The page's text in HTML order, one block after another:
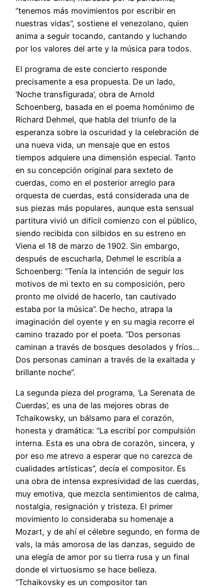
“tenemos más movimientos por escribir en
nuestras vidas”, sostiene el venezolano, quien
anima a seguir tocando, cantando y luchando
por los valores del arte y la música para todos.
El programa de este concierto responde
precisamente a esa propuesta. De un lado,
‘Noche transfigurada’, obra de Arnold
Schoenberg, basada en el poema homónimo de
Richard Dehmel, que habla del triunfo de la
esperanza sobre la oscuridad y la celebración de
una nueva vida, un mensaje que en estos
tiempos adquiere una dimensión especial. Tanto
en su concepción original para sexteto de
cuerdas, como en el posterior arreglo para
orquesta de cuerdas, está considerada una de
sus piezas más populares, aunque esta sensual
partitura vivió un difícil comienzo con el público,
siendo recibida con silbidos en su estreno en
Viena el 18 de marzo de 1902. Sin embargo,
después de escucharla, Dehmel le escribía a
Schoenberg: “Tenía la intención de seguir los
motivos de mi texto en su composición, pero
pronto me olvidé de hacerlo, tan cautivado
estaba por la música”. De hecho, atrapa la
imaginación del oyente y en su magia recorre el
camino trazado por el poeta. “Dos personas
caminan a través de bosques desolados y fríos…
Dos personas caminan a través de la exaltada y
brillante noche”.
La segunda pieza del programa, ‘La Serenata de
Cuerdas’, es una de las mejores obras de
Tchaikowsky, un bálsamo para el corazón,
honesta y dramática: “La escribí por compulsión
interna. Esta es una obra de corazón, sincera, y
por eso me atrevo a esperar que no carezca de
cualidades artísticas”, decía el compositor. Es
una obra de intensa expresividad de las cuerdas,
muy emotiva, que mezcla sentimientos de calma,
nostalgia, resignación y tristeza. El primer
movimiento lo consideraba su homenaje a
Mozart, y de ahí el célebre segundo, en forma de
vals, la más amorosa de las danzas, seguido de
una elegía de amor por su tierra rusa y un final
donde el virtuosismo se hace belleza.
“Tchaikovsky es un compositor tan